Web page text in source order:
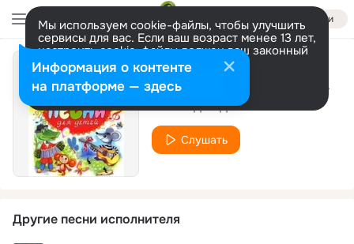
Войти
Мы используем cookie-файлы, чтобы улучшить
сервисы для вас. Если ваш возраст менее 13 лет,
настроить cookie-файлы должен ваш законный
представитель. Больше информации
Разрешить все Настроить Песенка друзей (Из м/ф "Бременские музыканты")
ПЕСНИ ДЛЯ ДЕТЕЙ
Слушать
Другие песни исполнителя
Информация о контенте
на платформе — здесь